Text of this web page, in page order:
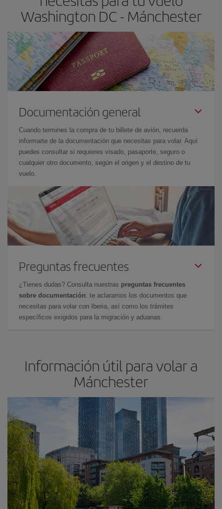
Washington DC - Mánchester
Documentación general
Cuando termines la compra de tu billete de avión, recuerda
informarte de la documentación que necesitas para volar. Aquí
puedes consultar si requieres visado, pasaporte, seguro o
cualquier otro documento, según el origen y el destino de tu
vuelo.
Preguntas frecuentes
¿Tienes dudas? Consulta nuestras preguntas frecuentes
sobre documentación: te aclaramos los documentos que
necesitas para volar con Iberia, así como los trámites
específicos exigidos para la migración y aduanas.
Información útil para volar a
Mánchester